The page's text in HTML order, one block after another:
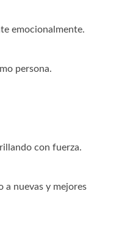
emocionalmente.
persona.
con fuerza.
a nuevas y mejores